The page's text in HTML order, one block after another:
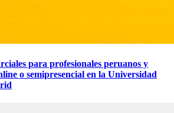
para profesionales peruanos y
o semipresencial en la Universidad